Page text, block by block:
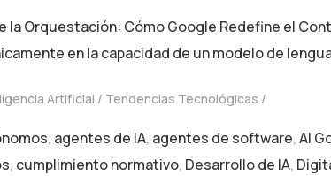
la Orquestación: Cómo Google Redefine el
en la capacidad de un modelo de
Artificial Tendencias Tecnológicas
, agentes de IA, agentes de software,AI
, cumplimiento normativo, Desarrollo de IA,